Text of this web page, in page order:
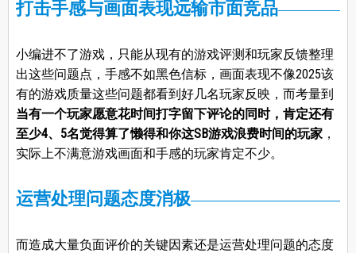
打击手感与画面表现远输市面竞品
小编进不了游戏，只能从现有的游戏评测和玩家反馈整理
出这些问题点，手感不如黑色信标，画面表现不像2025该
有的游戏质量这些问题都看到好几名玩家反映，而考量到
当有一个玩家愿意花时间打字留下评论的同时，肯定还有
至少4、5名觉得算了懒得和你这SB游戏浪费时间的玩家，
实际上不满意游戏画面和手感的玩家肯定不少。
运营处理问题态度消极
而造成大量负面评价的关键因素还是运营处理问题的态度